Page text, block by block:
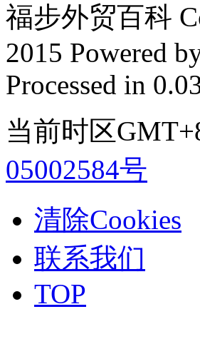
福步外贸百科
2015 Powered
Processed in
当前时区
05002584号
清除Cookies
联系我们
TOP